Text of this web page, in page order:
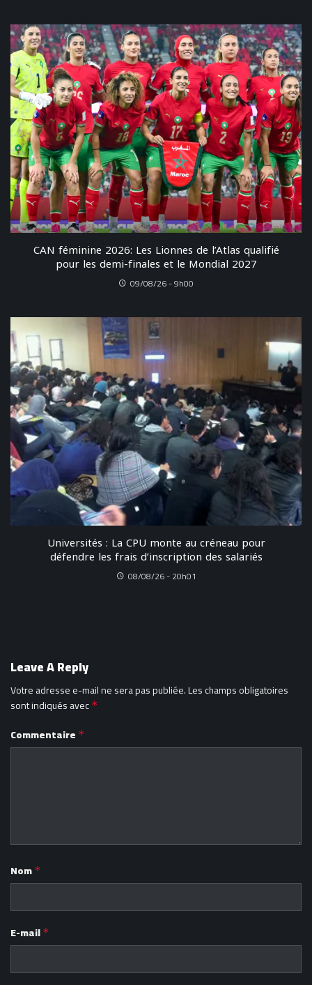
CAN féminine 2026: Les Lionnes de l’Atlas qualifié
pour les demi-finales et le Mondial 2027
09/08/26 - 9h00
Universités : La CPU monte au créneau pour
défendre les frais d’inscription des salariés
08/08/26 - 20h01
Leave A Reply
Votre adresse e-mail ne sera pas publiée.Les champs obligatoires
sont indiqués avec *
Commentaire *
Nom *
E-mail *